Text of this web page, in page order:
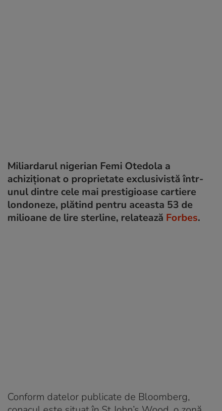
Miliardarul nigerian Femi Otedola a
achiziționat o proprietate exclusivistă într-
unul dintre cele mai prestigioase cartiere
londoneze, plătind pentru aceasta 53 de
milioane de lire sterline, relatează Forbes.
Conform datelor publicate de Bloomberg,